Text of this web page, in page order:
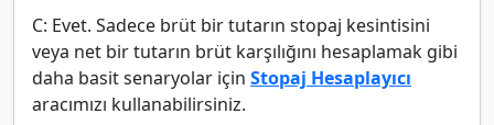
C: Evet. Sadece brüt bir tutarın stopaj kesintisini
veya net bir tutarın brüt karşılığını hesaplamak gibi
daha basit senaryolar için Stopaj Hesaplayıcı
aracımızı kullanabilirsiniz.